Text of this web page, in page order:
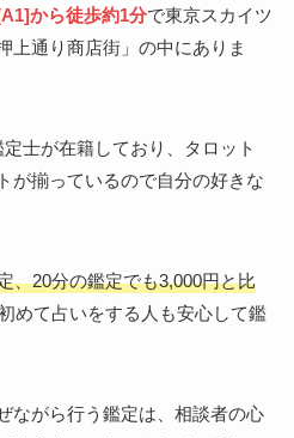
から徒歩約1分で東京スカイツ
上通り商店街」の中にありま
士が在籍しており、タロット
が揃っているので自分の好きな
、20分の鑑定でも3,000円と比
めて占いをする人も安心して鑑
ながら行う鑑定は、相談者の心